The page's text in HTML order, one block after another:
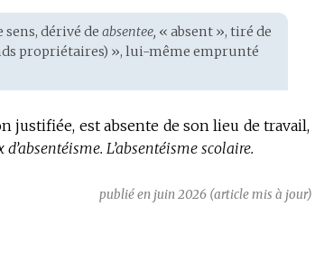
sens, dérivé deabsentee, « absent », tiré de
propriétaires) », lui-même emprunté
justifiée, est absente de son lieu de travail,
L’absentéisme scolaire.
publié en juin 2026 (article mis à jour)